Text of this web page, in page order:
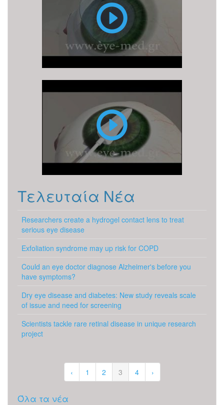
PRK
Τελευταία Νέα
Researchers create a hydrogel contact lens to treat
serious eye disease
Exfoliation syndrome may up risk for COPD
Could an eye doctor diagnose Alzheimer's before you
have symptoms?
Dry eye disease and diabetes: New study reveals scale
of issue and need for screening
Scientists tackle rare retinal disease in unique research
project
‹ 1 2 3 4 ›
Όλα τα νέα